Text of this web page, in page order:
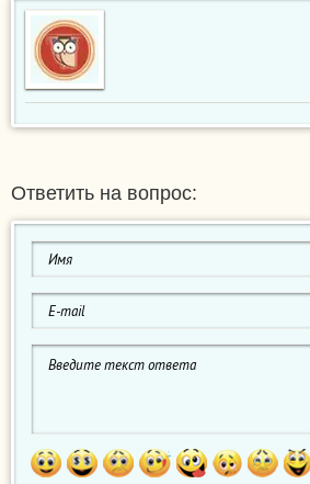
Ответить на вопрос: